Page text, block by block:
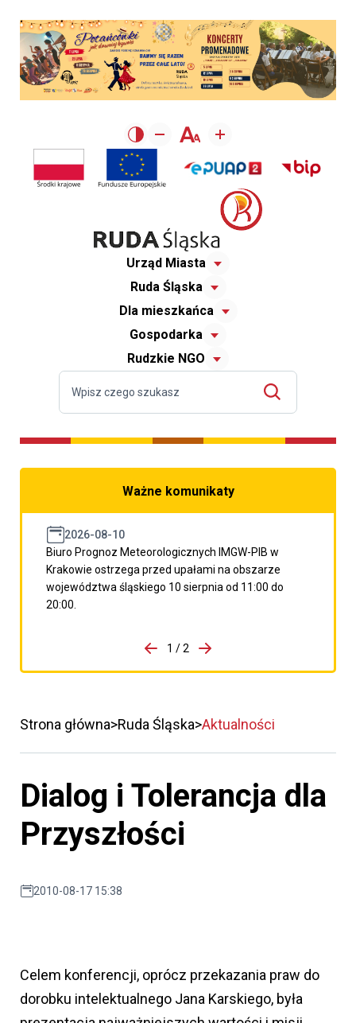
Urząd Miasta
Ruda Śląska
Dla mieszkańca
Gospodarka
Rudzkie NGO
Ważne komunikaty
2026-08-10
Biuro Prognoz Meteorologicznych IMGW-PIB w
Krakowie ostrzega przed upałami na obszarze
województwa śląskiego 10 sierpnia od 11:00 do
20:00.
porzpedniego komunikatu
1 / 2
Przejdź do następnego
Strona główna Ruda Śląska Aktualności
Dialog i Tolerancja dla
Przyszłości
2010-08-17 15:38
Celem konferencji, oprócz przekazania praw do
dorobku intelektualnego Jana Karskiego, była